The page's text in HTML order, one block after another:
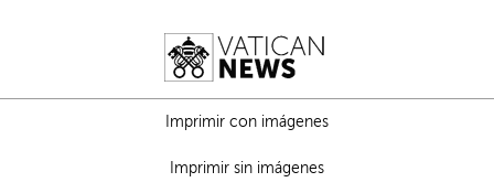
Imprimir con imágenes
Imprimir sin imágenes